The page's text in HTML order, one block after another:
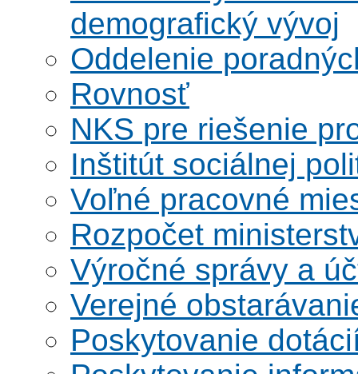
demografický vývoj
Oddelenie
Rovnosť
NKS pre riešenie
Inštitút sociálnej
Voľné pracovné
Rozpočet
Výročné správy a
Verejné
Poskytovanie